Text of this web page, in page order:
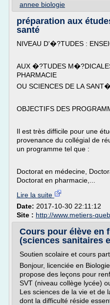
annee biologie
préparation aux
santé
NIVEAU D'�?TUDES :
AUX �?TUDES
PHARMACIE
OU SCIENCES DE LA
OBJECTIFS DES
Il est très difficile pour une
provenance du collégial de
un programme tel que :
Doctorat en médecine,
Doctorat en pharmacie,...
Lire la suite
Date: 2017-10-30 22:11:12
Site : http://www.metiers-
Cours pour élève en
(sciences sanitaires
Soutien scolaire et cours
Bonjour, licenciée en
propose des leçons pour
SVT (niveau collège lycée)
Les sciences de la vie et de
dont la difficulté réside